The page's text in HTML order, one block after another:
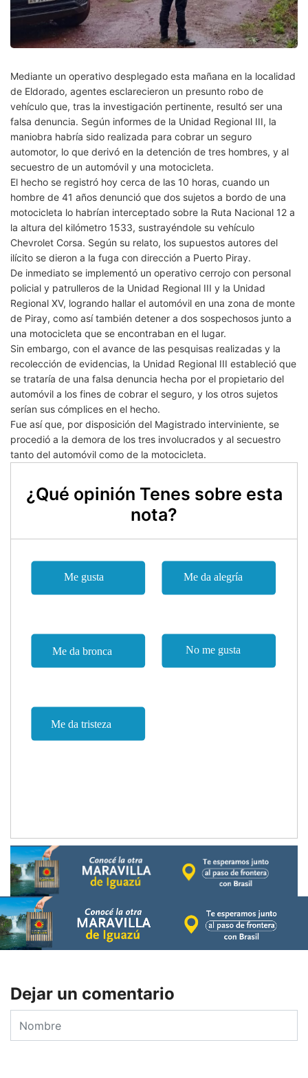
Mediante un operativo desplegado esta mañana en la localidad
de Eldorado, agentes esclarecieron un presunto robo de
vehículo que, tras la investigación pertinente, resultó ser una
falsa denuncia. Según informes de la Unidad Regional III, la
maniobra habría sido realizada para cobrar un seguro
automotor, lo que derivó en la detención de tres hombres, y al
secuestro de un automóvil y una motocicleta.
El hecho se registró hoy cerca de las 10 horas, cuando un
hombre de 41 años denunció que dos sujetos a bordo de una
motocicleta lo habrían interceptado sobre la Ruta Nacional 12 a
la altura del kilómetro 1533, sustrayéndole su vehículo
Chevrolet Corsa. Según su relato, los supuestos autores del
ilícito se dieron a la fuga con dirección a Puerto Piray.
De inmediato se implementó un operativo cerrojo con personal
policial y patrulleros de la Unidad Regional III y la Unidad
Regional XV, logrando hallar el automóvil en una zona de monte
de Piray, como así también detener a dos sospechosos junto a
una motocicleta que se encontraban en el lugar.
Sin embargo, con el avance de las pesquisas realizadas y la
recolección de evidencias, la Unidad Regional III estableció que
se trataría de una falsa denuncia hecha por el propietario del
automóvil a los fines de cobrar el seguro, y los otros sujetos
serían sus cómplices en el hecho.
Fue así que, por disposición del Magistrado interviniente, se
procedió a la demora de los tres involucrados y al secuestro
tanto del automóvil como de la motocicleta.
¿Qué opinión Tenes sobre esta
nota?
Dejar un comentario